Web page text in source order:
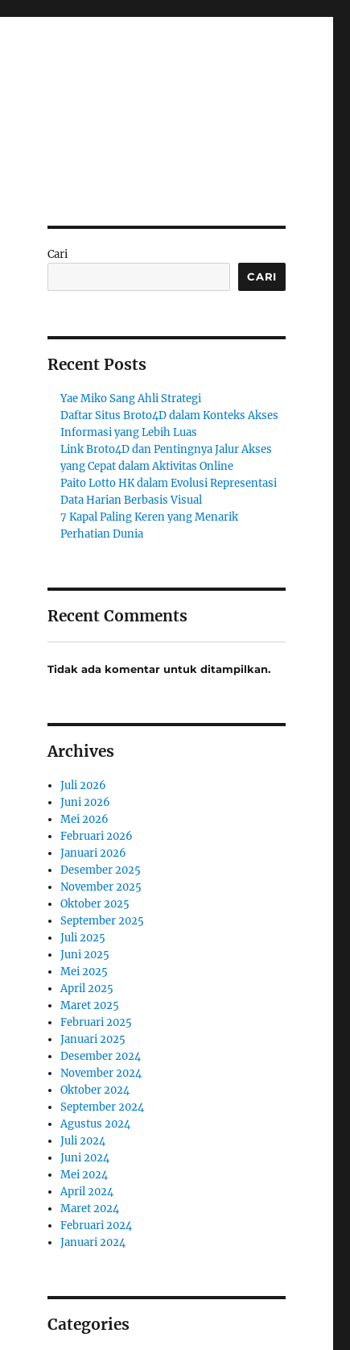
Cari
CARI
Recent Posts
Yae Miko Sang Ahli Strategi
Daftar Situs Broto4D dalam Konteks Akses
Informasi yang Lebih Luas
Link Broto4D dan Pentingnya Jalur Akses
yang Cepat dalam Aktivitas Online
Paito Lotto HK dalam Evolusi Representasi
Data Harian Berbasis Visual
7 Kapal Paling Keren yang Menarik
Perhatian Dunia
Recent Comments
Tidak ada komentar untuk ditampilkan.
Archives
Juli 2026
Juni 2026
Mei 2026
Februari 2026
Januari 2026
Desember 2025
November 2025
Oktober 2025
September 2025
Juli 2025
Juni 2025
Mei 2025
April 2025
Maret 2025
Februari 2025
Januari 2025
Desember 2024
November 2024
Oktober 2024
September 2024
Agustus 2024
Juli 2024
Juni 2024
Mei 2024
April 2024
Maret 2024
Februari 2024
Januari 2024
Categories